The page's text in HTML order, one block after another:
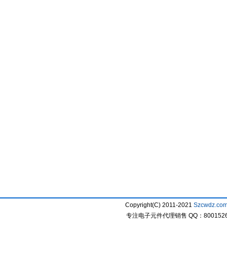
Copyright(C) 2011-2021
专注电子元件代理销售 QQ：